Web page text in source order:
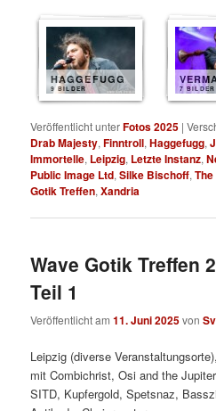
HAGGEFUGG
9 BILDER 7 BILDER
Veröffentlicht unterFotos 2025 |
Drab Majesty,Finntroll,Haggefugg,
Immortelle, Leipzig, Letzte Instanz,
Public Image Ltd,Silke Bischoff,
Gotik Treffen,Xandria
Wave Gotik Treffen
Teil 1
Veröffentlicht am11. Juni 2025von
Leipzig (diverse
mit Combichrist, Osi and the
SITD, Kupfergold, Spetsnaz,